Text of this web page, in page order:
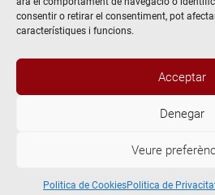
consentir o retirar el consentiment, pot
característiques i funcions.
Acceptar
Denegar
Veure
Politica de CookiesPolitica de
@2026 Escola de teatre El Timbal.
Avís Legal
Politica de